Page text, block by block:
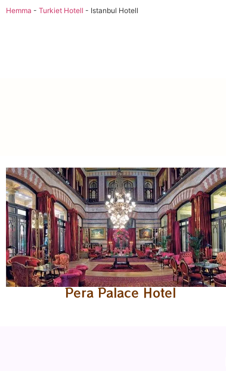
Hemma - Turkiet Hotell - Istanbul Hotell
Pera Palace Hotel